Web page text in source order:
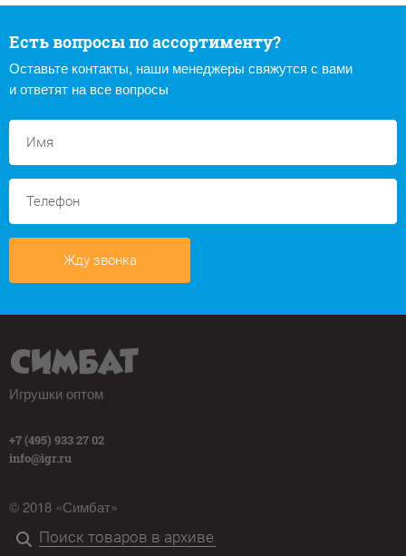
Есть вопросы по ассортименту?
Оставьте контакты, наши менеджеры свяжутся с вами
и ответят на все вопросы
Жду звонка
Игрушки оптом
+7 (495) 933 27 02
info@igr.ru
© 2018 «Симбат»